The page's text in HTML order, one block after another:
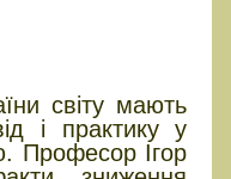
світу мають
і практику у
Професор Ігор